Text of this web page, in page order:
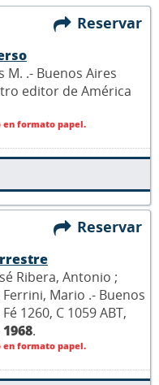
Reservar
M. .- Buenos Aires
editor de América
formato papel.
Reservar
Ribera, Antonio ;
Mario .- Buenos
1260, C 1059 ABT,
1968.
formato papel.